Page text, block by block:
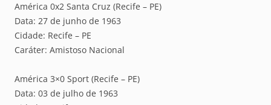
América 0x2 Santa Cruz (Recife – PE)
Data: 27 de junho de 1963
Cidade: Recife – PE
Caráter: Amistoso Nacional
América 3×0 Sport (Recife – PE)
Data: 03 de julho de 1963